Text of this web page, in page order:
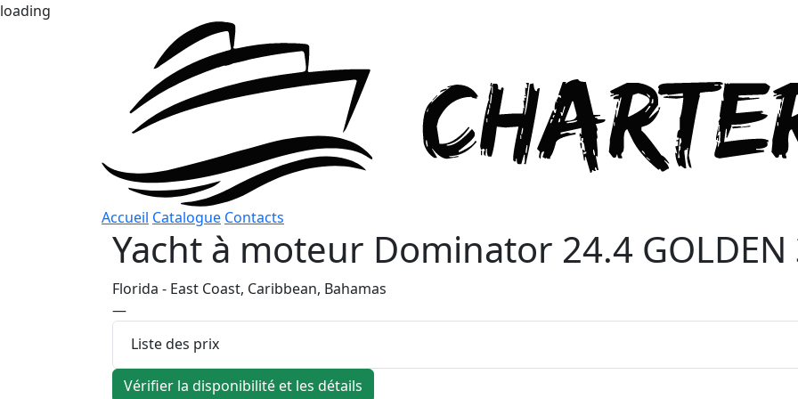
loading
Accueil Catalogue Contacts
Yacht à moteur Dominator 24.4 GOLDEN
Florida - East Coast, Caribbean, Bahamas
—
Liste des prix
Vérifier la disponibilité et les détails